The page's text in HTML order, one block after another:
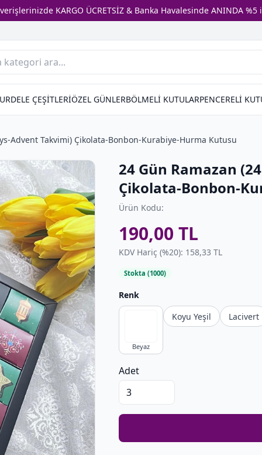
KARGO ÜCRETSİZ & Banka Havalesinde ANINDA
ÇEŞİTLERİÖZEL GÜNLERBÖLMELİ KUTULARPENCERELİ
Advent Takvimi) Çikolata-Bonbon-Kurabiye-Hurma Kutusu
24 Gün Ramazan
Çikolata-Bonbon-
Ürün Kodu:
190,00 TL
KDV Hariç (%20): 158,33 TL
Stokta (1000)
Renk
Beyaz
Koyu Yeşil Lacivert
Adet